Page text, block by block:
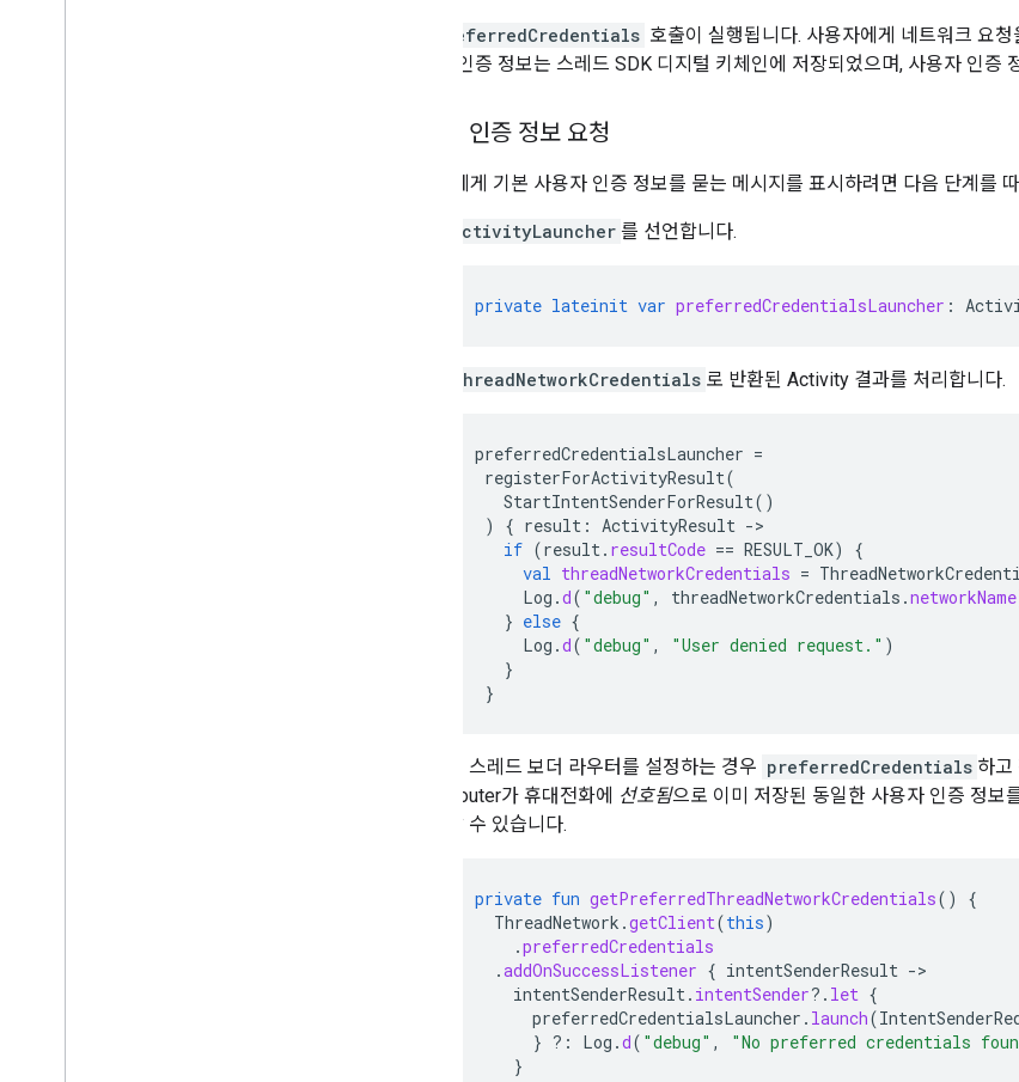
getPreferredCredentials 호출이 실행됩니다. 사용자에게 네트워크 요
사용자 인증 정보는 스레드 SDK 디지털 키체인에 저장되었으며, 사용자 인증
사용자 인증 정보 요청
사용자에게 기본 사용자 인증 정보를 묻는 메시지를 표시하려면 다음 단계를
ActivityLauncher 를 선언합니다.
private lateinit var preferredCredentialsLauncher :
ThreadNetworkCredentials 로 반환된 Activity 결과를 처리합니다.
preferredCredentialsLauncher =
registerForActivityResult(
StartIntentSenderForResult()
)
{ result : ActivityResult -
if (result. resultCode == RESULT_OK)
{
val threadNetworkCredentials =
Log .d( "debug" , threadNetworkCredentials .networkName
} else {
Log .d( "debug" , "User denied request." )
}
}
새 스레드 보더 라우터를 설정하는 경우 preferredCredentials 하고
Router가 휴대전화에
선호됨으로 이미 저장된 동일한 사용자 인증 정보
할 수 있습니다.
private fun getPreferredThreadNetworkCredentials()
{
ThreadNetwork .getClient(this)
.preferredCredentials
.addOnSuccessListener { intentSenderResult -
intentSenderResult. intentSender?. let {
preferredCredentialsLauncher . launch(
} ?: Log .d( "debug" , "No preferred credentials
}